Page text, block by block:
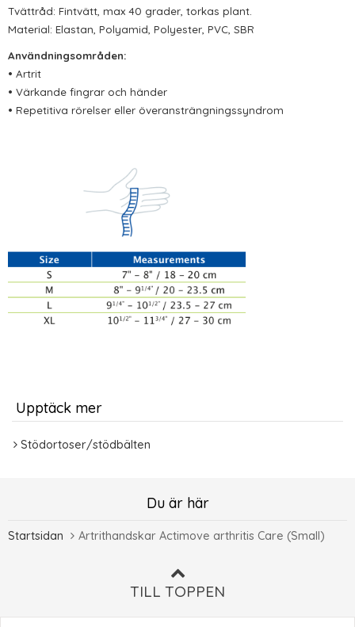
Tvättråd: Fintvätt, max 40 grader, torkas plant.
Material: Elastan, Polyamid, Polyester, PVC, SBR
Användningsområden:
• Artrit
• Värkande fingrar och händer
• Repetitiva rörelser eller överansträngningssyndrom
Upptäck mer
Stödortoser/stödbälten
Du är här
Startsidan Artrithandskar Actimove arthritis Care (Small)
TILL TOPPEN